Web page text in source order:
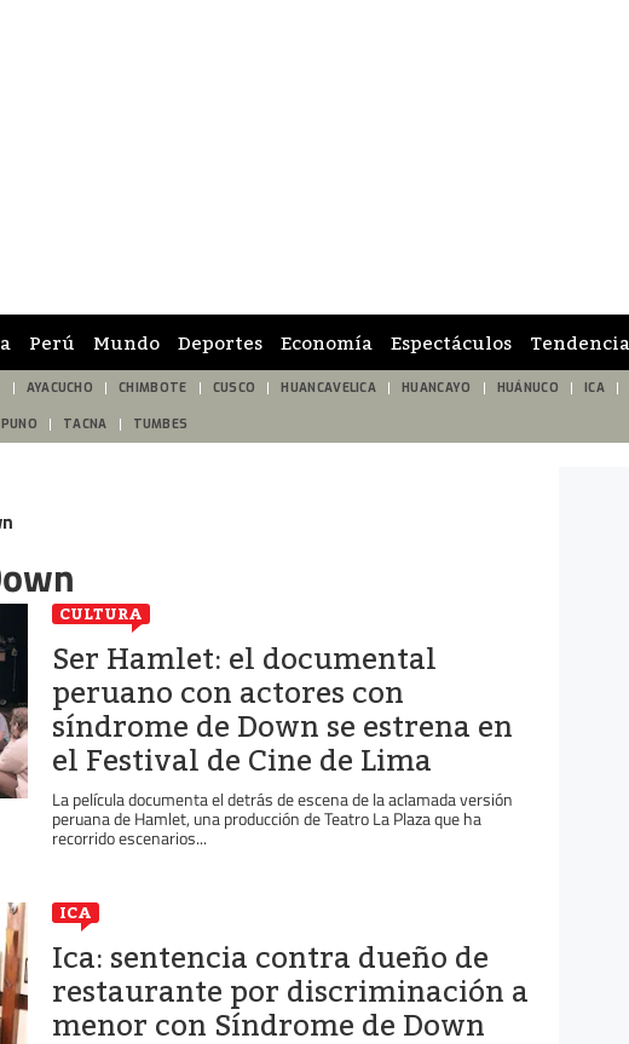
Perú Mundo Deportes Economía Espectáculos Tendencia
AYACUCHO CHIMBOTE CUSCO HUANCAVELICA HUANCAYO HUÁNUCO ICA
PUNO TACNA TUMBES
CULTURA
Ser Hamlet: el documental
peruano con actores con
síndrome de Down se estrena en
el Festival de Cine de Lima
La película documenta el detrás de escena de la aclamada versión
peruana de Hamlet, una producción de Teatro La Plaza que ha
recorrido escenarios...
ICA
Ica: sentencia contra dueño de
restaurante por discriminación a
menor con Síndrome de Down